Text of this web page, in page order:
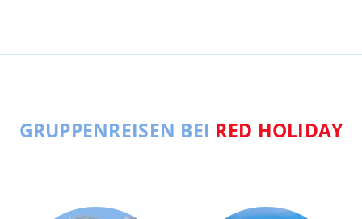
GRUPPENREISEN BEI RED HOLIDAY